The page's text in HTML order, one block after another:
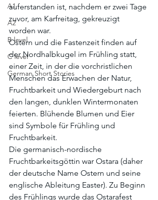
A1
A2
B level
C level
German Short Stories
auferstanden ist, nachdem er zwei Tage
zuvor, am Karfreitag, gekreuzigt
worden war.
Ostern und die Fastenzeit finden auf
der Nordhalbkugel im Frühling statt,
einer Zeit, in der die vorchristlichen
Menschen das Erwachen der Natur,
Fruchtbarkeit und Wiedergeburt nach
den langen, dunklen Wintermonaten
feierten. Blühende Blumen und Eier
sind Symbole für Frühling und
Fruchtbarkeit.
Die germanisch-nordische
Fruchtbarkeitsgöttin war Ostara (daher
der deutsche Name Ostern und seine
englische Ableitung Easter). Zu Beginn
des Frühlings wurde das Ostarafest